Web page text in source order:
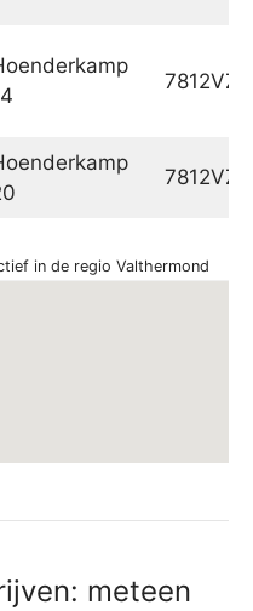
7812VZ
7812VZ
in de regio Valthermond
meteen